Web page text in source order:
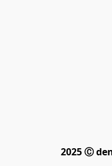
2025 Ⓒ